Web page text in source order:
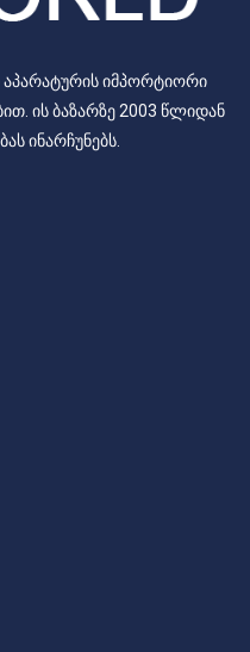
იმპორტიორი
ის ბაზარზე 2003 წლიდან
ინარჩუნებს.